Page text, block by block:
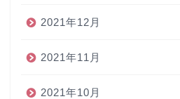
2021年12月
2021年11月
2021年10月